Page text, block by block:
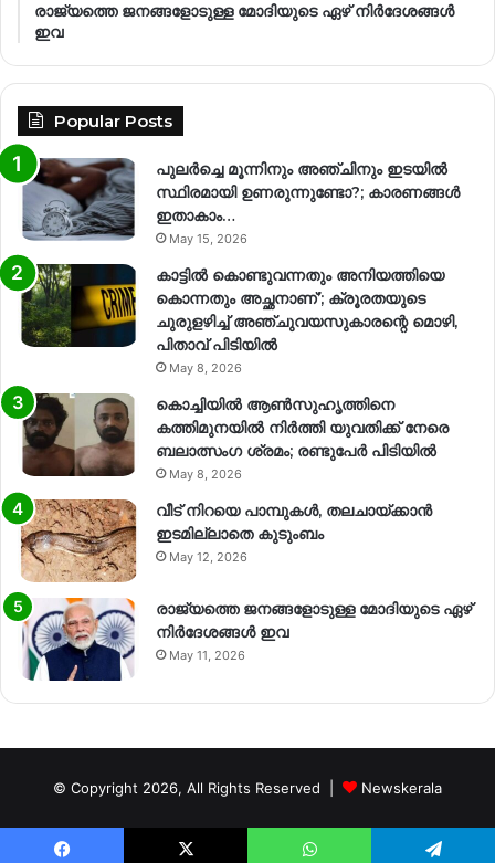
രാജ്യത്തെ ജനങ്ങളോടുള്ള മോദിയുടെ ഏഴ് നിര്‍ദേശങ്ങള്‍
ഇവ
Popular Posts
പുലർച്ചെ മൂന്നിനും അഞ്ചിനും ഇടയിൽ
സ്ഥിരമായി ഉണരുന്നുണ്ടോ?; കാരണങ്ങള്‍
ഇതാകാം…
May 15, 2026
കാട്ടിൽ കൊണ്ടുവന്നതും അനിയത്തിയെ
കൊന്നതും അച്ഛനാണ്’; ക്രൂരതയുടെ
ചുരുളഴിച്ച് അഞ്ചുവയസുകാരന്റെ മൊഴി,
പിതാവ് പിടിയിൽ
May 8, 2026
കൊച്ചിയിൽ ആൺസുഹൃത്തിനെ
കത്തിമുനയിൽ നിർത്തി യുവതിക്ക് നേരെ
ബലാത്സംഗ​ ശ്രമം; രണ്ടുപേർ പിടിയിൽ
May 8, 2026
വീട് നിറയെ പാമ്പുകൾ, തലചായ്ക്കാൻ
ഇടമില്ലാതെ കുടുംബം
May 12, 2026
രാജ്യത്തെ ജനങ്ങളോടുള്ള മോദിയുടെ ഏഴ്
നിര്‍ദേശങ്ങള്‍ ഇവ
May 11, 2026
© Copyright 2026, All Rights Reserved | Newskerala